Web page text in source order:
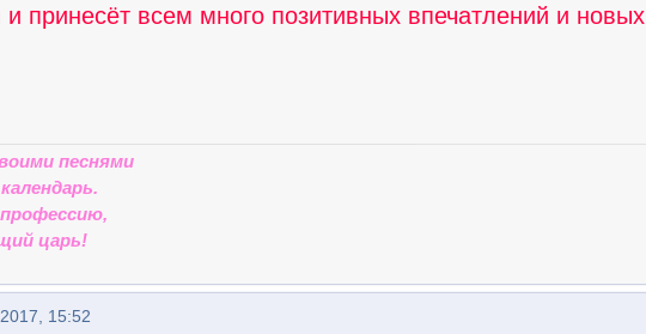
принесёт всем много позитивных впечатлений и новых
песнями
царь!
15:52